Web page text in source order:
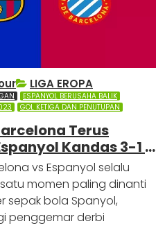
LIGA EROPA
ESPANYOL BERUSAHA BALIK
GOL KETIGA DAN PENUTUPAN
Terus
Kandas 3-1
vs Espanyol selalu
momen paling dinanti
sepak bola Spanyol,
penggemar derbi